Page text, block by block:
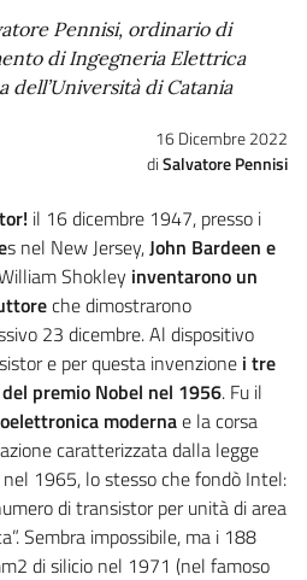
Pennisi, ordinario di
di Ingegneria Elettrica
di Catania
16 Dicembre 2022
Salvatore Pennisi
il 16 dicembre 1947, presso i
s nel New Jersey,John Bardeen e
Shokley inventarono un
che dimostrarono
23 dicembre. Al dispositivo
e per questa invenzione i tre
premio Nobel nel 1956. Fu il
modernae la corsa
caratterizzata dalla legge
1965, lo stesso che fondò Intel:
di transistor per unità di area
Sembra impossibile, ma i 188
di silicio nel 1971 (nel famoso